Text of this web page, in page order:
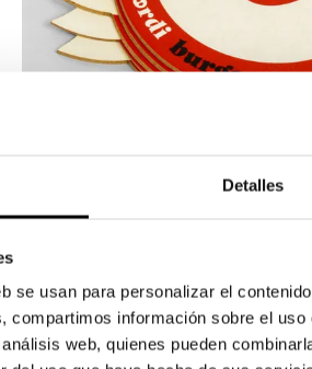
Detalles
se usan para personalizar el
compartimos información sobre el
web, quienes pueden
la impresión de posavasos
con forma personalizada para
debajo de un vaso o una
Los posavasos
y restaurante
posavasos para
bebidas